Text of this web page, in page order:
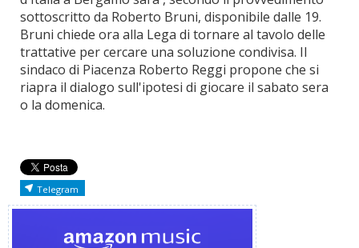
sottoscritto da Roberto Bruni, disponibile dalle 19.
Bruni chiede ora alla Lega di tornare al tavolo delle
trattative per cercare una soluzione condivisa. Il
sindaco di Piacenza Roberto Reggi propone che si
riapra il dialogo sull'ipotesi di giocare il sabato sera
o la domenica.
Telegram